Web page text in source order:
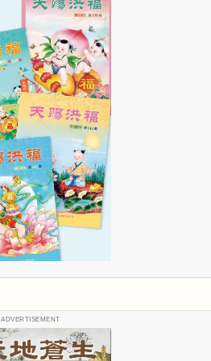
ADVERTISEMENT